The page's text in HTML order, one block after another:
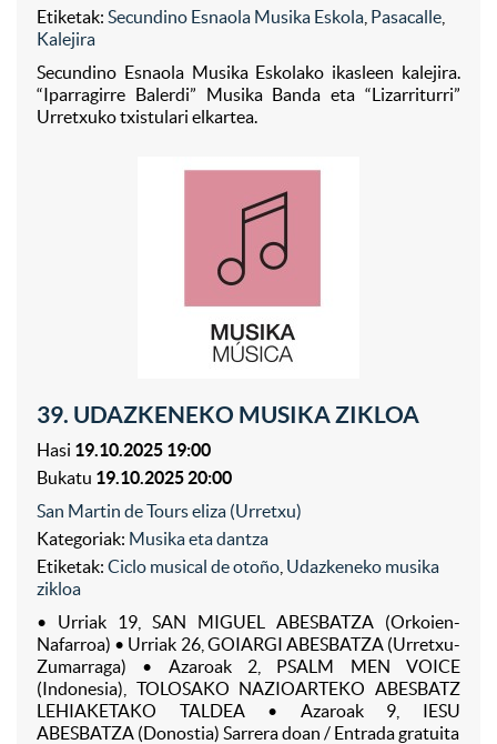
Etiketak: Secundino Esnaola Musika Eskola Pasacalle
Kalejira
Secundino Esnaola Musika Eskolako ikasleen kalejira.
“Iparragirre Balerdi” Musika Banda eta “Lizarriturri”
Urretxuko txistulari elkartea.
39. UDAZKENEKO MUSIKA ZIKLOA
Hasi 19.10.2025 19:00
Bukatu 19.10.2025 20:00
San Martin de Tours eliza (Urretxu)
Kategoriak: Musika eta dantza
Etiketak: Ciclo musical de otoño Udazkeneko musika
zikloa
• Urriak 19, SAN MIGUEL ABESBATZA (Orkoien-
Nafarroa) • Urriak 26, GOIARGI ABESBATZA (Urretxu-
Zumarraga) • Azaroak 2, PSALM MEN VOICE
(Indonesia), TOLOSAKO NAZIOARTEKO ABESBATZ
LEHIAKETAKO TALDEA • Azaroak 9, IESU
ABESBATZA (Donostia) Sarrera doan / Entrada gratuita